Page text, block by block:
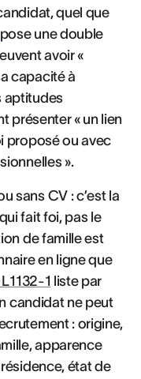
quel que
pose une double
avoir «
capacité à
aptitudes
présenter « un lien
proposé ou avec
».
sans CV : c’est la
fait foi, pas le
de famille est
en ligne que
1 liste par
candidat ne peut
: origine,
apparence
état de